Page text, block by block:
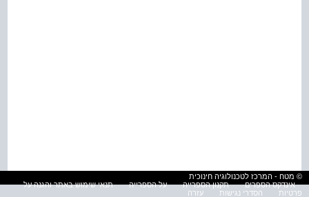
© מטח - המרכז לטכנולוגיה חינוכית
אינדקס הספרים
תקנון הספרייה על הספרייה
תנאי שימוש באתר והגנה על
פרטיות
הסדרי נגישות עזרה